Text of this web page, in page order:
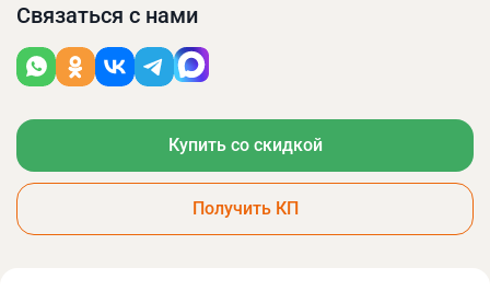
Связаться с нами
Купить со скидкой
Получить КП